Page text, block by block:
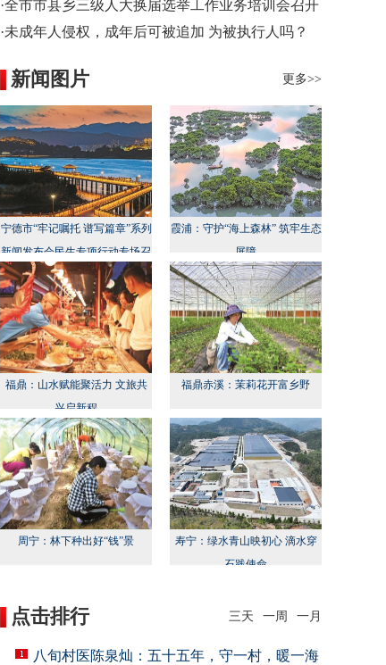
·全市市县乡三级人大换届选举工作业务培训会召开
·未成年人侵权，成年后可被追加 为被执行人吗？
更多>>
新闻图片
宁德市“牢记嘱托 谱写篇章”系列
新闻发布会民生专项行动专场召
开
霞浦：守护“海上森林” 筑牢生态
屏障
福鼎：山水赋能聚活力 文旅共
兴启新程
福鼎赤溪：茉莉花开富乡野
周宁：林下种出好“钱”景
寿宁：绿水青山映初心 滴水穿
石践使命
三天 一周 一月
点击排行
八旬村医陈泉灿：五十五年，守一村，暖一海